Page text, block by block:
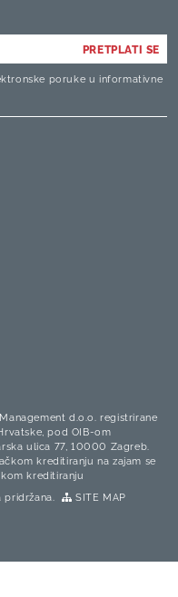
PRETPLATI SE
poruke u informativne
d.o.o. registrirane
pod OIB-om
ulica 77, 10000 Zagreb.
kreditiranju na zajam se
kreditiranju
SITE MAP